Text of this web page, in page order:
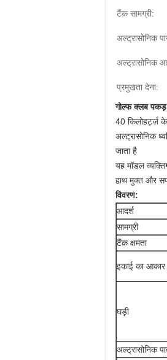
टैंक सामग्री:
अल्ट्रासोनिक
अल्ट्रासोनिक
प्रमुखता देना:
गोल्फ क्लब पकड़
40 किलोहर्ट्ज़
अल्ट्रासोनिक
जाता है
यह मॉडल
हाथ मुक्त और
विवरण:
आदर्श
सामग्री
टैंक क्षमता
इकाई का आकार
घड़ी
अल्ट्रासोनिक